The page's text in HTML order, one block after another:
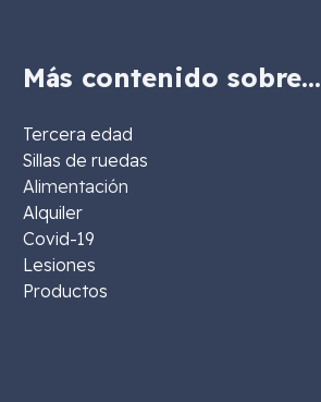
Más contenido sobre…
Tercera edad
Sillas de ruedas
Alimentación
Alquiler
Covid-19
Lesiones
Productos